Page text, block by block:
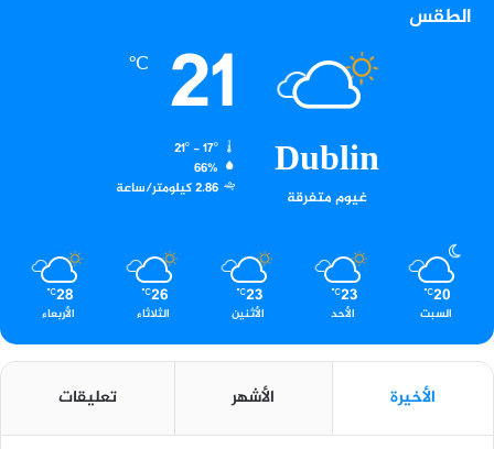
الطقس
Dublin
غيوم متفرقة
21
℃
21º - 17º
66%
2.86 كيلومتر/ساعة
20
℃
السبت
23
℃
الأحد
23
℃
الأثنين
26
℃
الثلاثاء
28
℃
الأربعاء
الأخيرة الأشهر تعليقات